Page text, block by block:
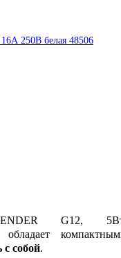
250В белая 48506
G12,
с собой.